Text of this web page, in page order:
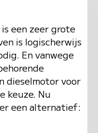
een zeer grote
is logischerwijs
En vanwege
dieselmotor voor
keuze. Nu
een alternatief: